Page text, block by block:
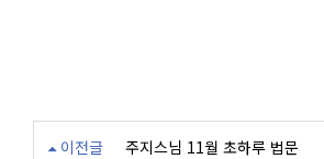
이전글 주지스님 11월 초하루 법문